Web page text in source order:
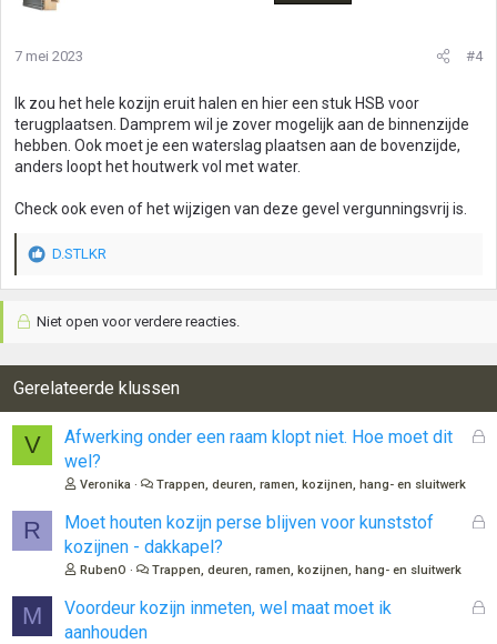
7 mei 2023 #4
Ik zou het hele kozijn eruit halen en hier een stuk HSB voor
terugplaatsen. Damprem wil je zover mogelijk aan de binnenzijde
hebben. Ook moet je een waterslag plaatsen aan de bovenzijde,
anders loopt het houtwerk vol met water.
Check ook even of het wijzigen van deze gevel vergunningsvrij is.
W
r
e
r
n
g
e
D.STLKR
Niet open voor verdere reacties.
Gerelateerde klussen
V
G
o
Afwerking onder een raam klopt niet. Hoe moet dit
wel?
Veronika Trappen, deuren, ramen, kozijnen, hang- en sluitwerk
R
G
o
Moet houten kozijn perse blijven voor kunststof
kozijnen - dakkapel?
RubenO Trappen, deuren, ramen, kozijnen, hang- en sluitwerk
M
G
Voordeur kozijn inmeten, wel maat moet ik
aanhouden